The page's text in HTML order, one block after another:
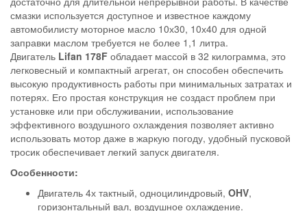
смазки используется доступное и известное каждому
автомобилисту моторное масло 10х30, 10х40 для одной
заправки маслом требуется не более 1,1 литра.
Двигатель Lifan 178F обладает массой в 32 килограмма, это
легковесный и компактный агрегат, он способен обеспечить
высокую продуктивность работы при минимальных затратах и
потерях. Его простая конструкция не создаст проблем при
установке или при обслуживании, использование
эффективного воздушного охлаждения позволяет активно
использовать мотор даже в жаркую погоду, удобный пусковой
тросик обеспечивает легкий запуск двигателя.
Особенности:
Двигатель 4х тактный, одноцилиндровый, OHV,
горизонтальный вал, воздушное охлаждение.